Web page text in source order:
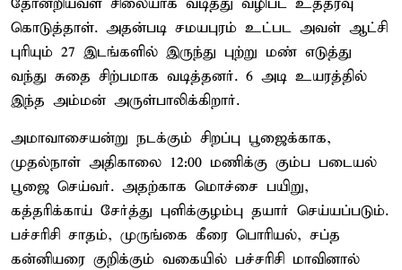
கொடுத்தாள். அதன்படி சமயபுரம் உட்பட அவள் ஆட்சி
புரியும் 27 இடங்களில் இருந்து புற்று மண் எடுத்து
வந்து சுதை சிற்பமாக வடித்தனர். 6 அடி உயரத்தில்
இந்த அம்மன் அருள்பாலிக்கிறார்.
அமாவாசையன்று நடக்கும் சிறப்பு பூஜைக்காக,
முதல்நாள் அதிகாலை 12:00 மணிக்கு கும்ப படையல்
பூஜை செய்வர். அதற்காக மொச்சை பயிறு,
கத்தரிக்காய் சேர்த்து புளிக்குழம்பு தயார் செய்யப்படும்.
பச்சரிசி சாதம், முருங்கை கீரை பொரியல், சப்த
கன்னியரை குறிக்கும் வகையில் பச்சரிசி மாவினால்